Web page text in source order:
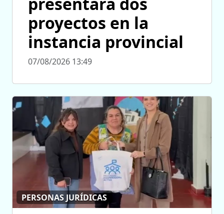
proyectos en la
instancia provincial
07/08/2026 13:49
PERSONAS JURÍDICAS